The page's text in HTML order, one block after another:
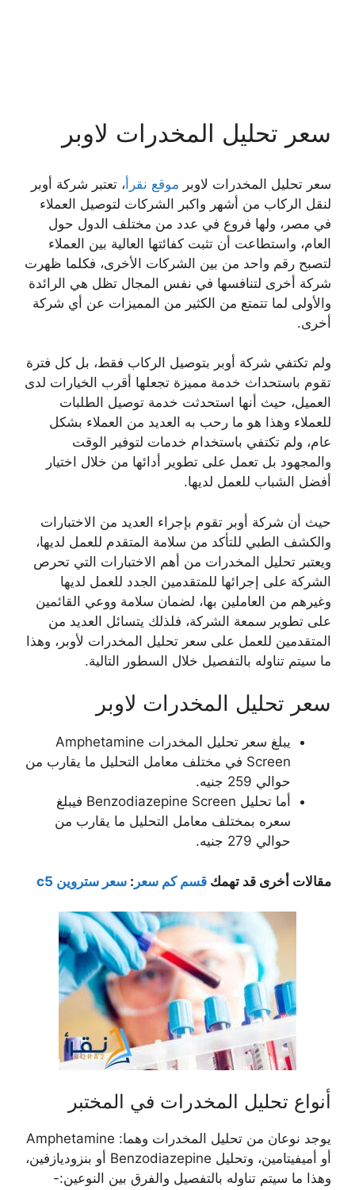
سعر تحليل المخدرات لاوبر
سعر تحليل المخدرات لاوبر موقع نقرأ، تعتبر شركة أوبر
لنقل الركاب من أشهر واكبر الشركات لتوصيل العملاء
في مصر، ولها فروع في عدد من مختلف الدول حول
العام، واستطاعت أن تثبت كفائتها العالية بين العملاء
لتصبح رقم واحد من بين الشركات الأخرى، فكلما ظهرت
شركة أخرى لتنافسها في نفس المجال تظل هي الرائدة
والأولى لما تتمتع من الكثير من المميزات عن أي شركة
أخرى.
ولم تكتفي شركة أوبر بتوصيل الركاب فقط، بل كل فترة
تقوم باستحداث خدمة مميزة تجعلها أقرب الخيارات لدى
العميل، حيث أنها استحدثت خدمة توصيل الطلبات
للعملاء وهذا هو ما رحب به العديد من العملاء بشكل
عام، ولم تكتفي باستخدام خدمات لتوفير الوقت
والمجهود بل تعمل على تطوير أدائها من خلال اختيار
أفضل الشباب للعمل لديها.
حيث أن شركة أوبر تقوم بإجراء العديد من الاختبارات
والكشف الطبي للتأكد من سلامة المتقدم للعمل لديها،
ويعتبر تحليل المخدرات من أهم الاختبارات التي تحرص
الشركة على إجرائها للمتقدمين الجدد للعمل لديها
وغيرهم من العاملين بها، لضمان سلامة ووعي القائمين
على تطوير سمعة الشركة، فلذلك يتسائل العديد من
المتقدمين للعمل على سعر تحليل المخدرات لأوبر، وهذا
ما سيتم تناوله بالتفصيل خلال السطور التالية.
سعر تحليل المخدرات لاوبر
يبلغ سعر تحليل المخدرات Amphetamine
Screen في مختلف معامل التحليل ما يقارب من
حوالي 259 جنيه.
أما تحليل Benzodiazepine Screen فيبلغ
سعره بمختلف معامل التحليل ما يقارب من
حوالي 279 جنيه.
مقالات أخرى قد تهمك قسم كم سعر : سعر ستروين c5
أنواع تحليل المخدرات في المختبر
يوجد نوعان من تحليل المخدرات وهما: Amphetamine
أو أميفيتامين، وتحليل Benzodiazepine أو بنزوديازفين،
وهذا ما سيتم تناوله بالتفصيل والفرق بين النوعين:-